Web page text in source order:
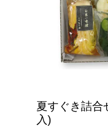
夏すぐき詰合
入)